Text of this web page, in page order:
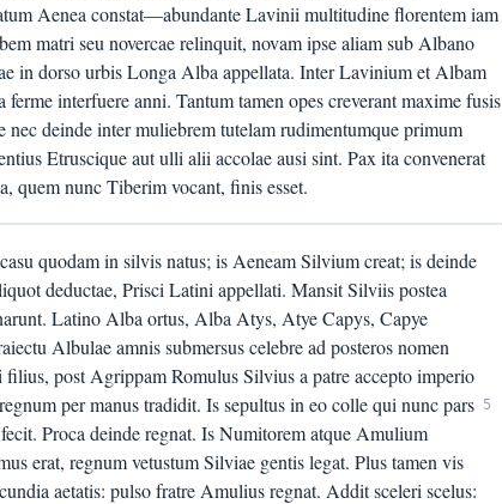
Aenea constat—abundante Lavinii multitudine florentem iam
matri seu novercae relinquit, novam ipse aliam sub Albano
in dorso urbis Longa Alba appellata. Inter Lavinium et Albam
interfuere anni. Tantum tamen opes creverant maxime fusis
nec deinde inter muliebrem tutelam rudimentumque primum
Etruscique aut ulli alii accolae ausi sint. Pax ita convenerat
quem nunc Tiberim vocant, finis esset.
quodam in silvis natus; is Aeneam Silvium creat; is deinde
deductae, Prisci Latini appellati. Mansit Silviis postea
Latino Alba ortus, Alba Atys, Atye Capys, Capye
Albulae amnis submersus celebre ad posteros nomen
post Agrippam Romulus Silvius a patre accepto imperio
per manus tradidit. Is sepultus in eo colle qui nunc pars
Proca deinde regnat. Is Numitorem atque Amulium
erat, regnum vetustum Silviae gentis legat. Plus tamen vis
aetatis: pulso fratre Amulius regnat. Addit sceleri scelus:
5